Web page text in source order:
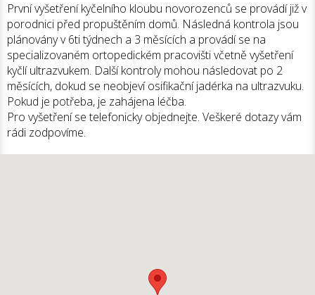
První vyšetření kyčelního kloubu novorozenců se provádí již v
porodnici před propuštěním domů. Následná kontrola jsou
plánovány v 6ti týdnech a 3 měsících a provádí se na
specializovaném ortopedickém pracovišti včetně vyšetření
kyčlí ultrazvukem. Další kontroly mohou následovat po 2
měsících, dokud se neobjeví osifikační jadérka na ultrazvuku.
Pokud je potřeba, je zahájena léčba.
Pro vyšetření se telefonicky objednejte. Veškeré dotazy vám
rádi zodpovíme.